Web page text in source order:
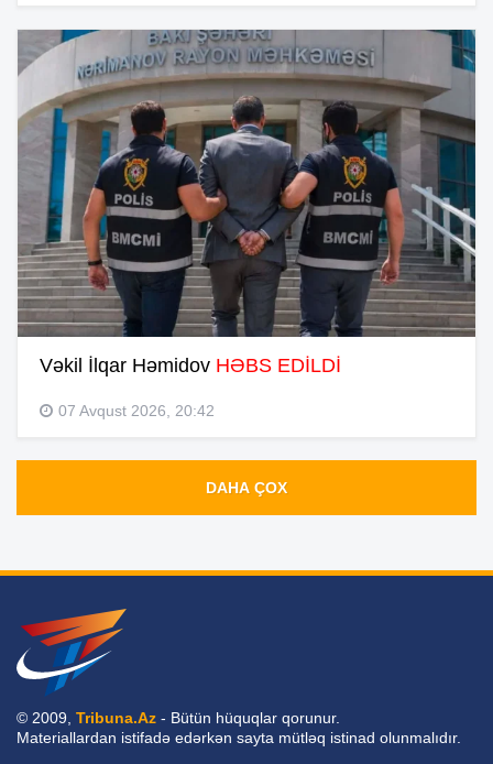
Vəkil İlqar Həmidov HƏBS EDİLDİ
07 Avqust 2026, 20:42
DAHA ÇOX
© 2009, Tribuna.Az - Bütün hüquqlar qorunur.
Materiallardan istifadə edərkən sayta mütləq istinad olunmalıdır.